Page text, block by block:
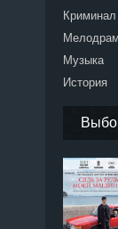
Криминал
Музыка
История